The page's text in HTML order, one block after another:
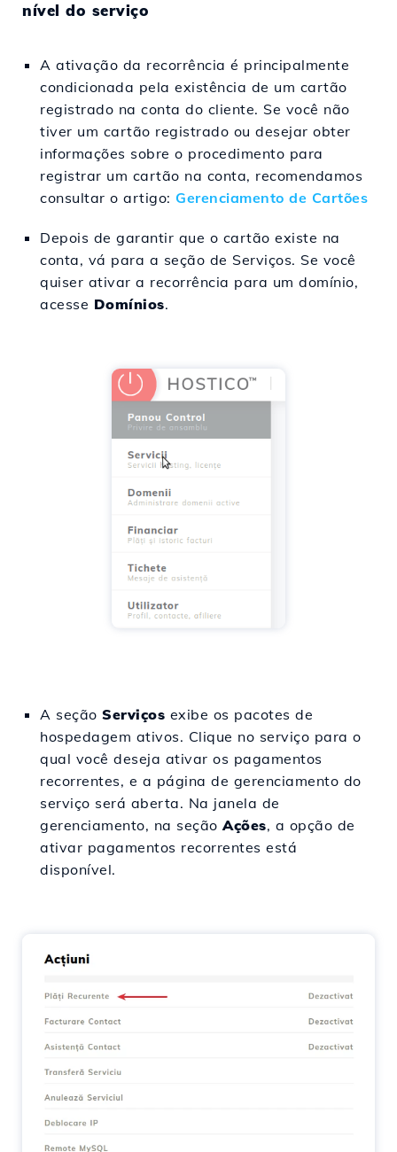
nível do serviço
A ativação da recorrência é principalmente
condicionada pela existência de um cartão
registrado na conta do cliente. Se você não
tiver um cartão registrado ou desejar obter
informações sobre o procedimento para
registrar um cartão na conta, recomendamos
consultar o artigo: Gerenciamento de Cartões
Depois de garantir que o cartão existe na
conta, vá para a seção de Serviços. Se você
quiser ativar a recorrência para um domínio,
acesse Domínios.
A seção Serviços exibe os pacotes de
hospedagem ativos. Clique no serviço para o
qual você deseja ativar os pagamentos
recorrentes, e a página de gerenciamento do
serviço será aberta. Na janela de
gerenciamento, na seção Ações, a opção de
ativar pagamentos recorrentes está
disponível.